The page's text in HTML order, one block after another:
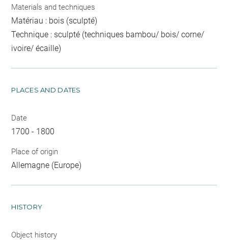
Materials and techniques
Matériau : bois (sculpté)
Technique : sculpté (techniques bambou/ bois/ corne/
ivoire/ écaille)
PLACES AND DATES
Date
1700 - 1800
Place of origin
Allemagne (Europe)
HISTORY
Object history